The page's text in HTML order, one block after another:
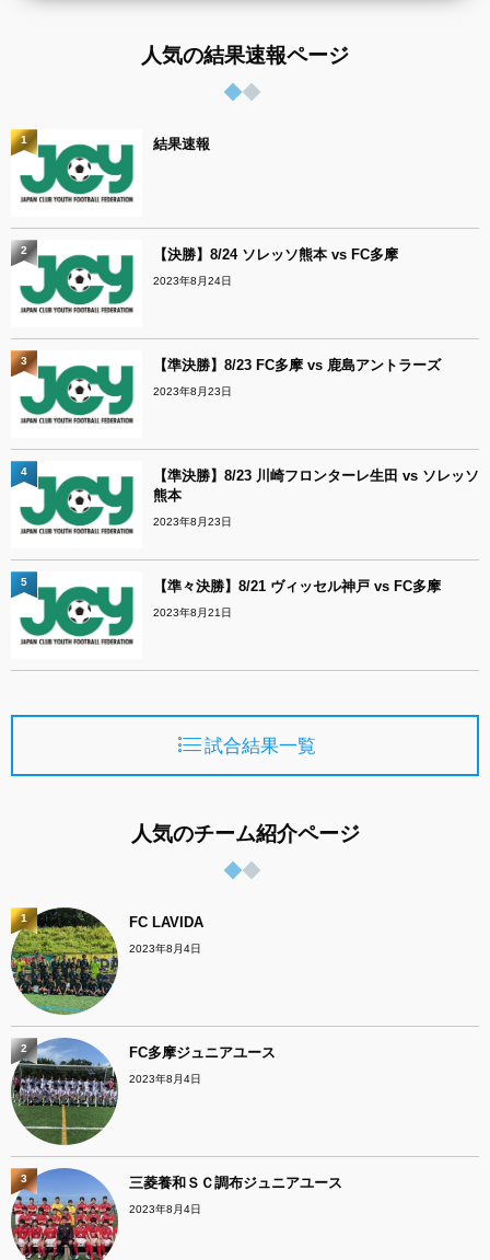
人気の結果速報ページ
結果速報
1
【決勝】8/24 ソレッソ熊本 vs FC多摩
2023年8月24日
2
【準決勝】8/23 FC多摩 vs 鹿島アントラーズ
2023年8月23日
3
【準決勝】8/23 川崎フロンターレ生田 vs ソレッソ
熊本
2023年8月23日
4
【準々決勝】8/21 ヴィッセル神戸 vs FC多摩
2023年8月21日
5
試合結果一覧
人気のチーム紹介ページ
FC LAVIDA
2023年8月4日
1
FC多摩ジュニアユース
2023年8月4日
2
三菱養和ＳＣ調布ジュニアユース
2023年8月4日
3